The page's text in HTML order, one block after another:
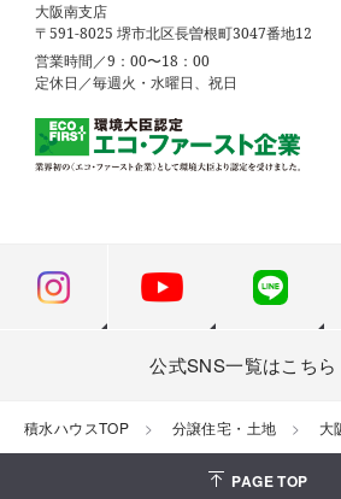
大阪南支店
〒591-8025 堺市北区長曽根町3047番地12
営業時間／9：00〜18：00
定休日／毎週火・水曜日、祝日
公式SNS一覧はこちら
積水ハウスTOP 分譲住宅・土地 大
PAGE TOP